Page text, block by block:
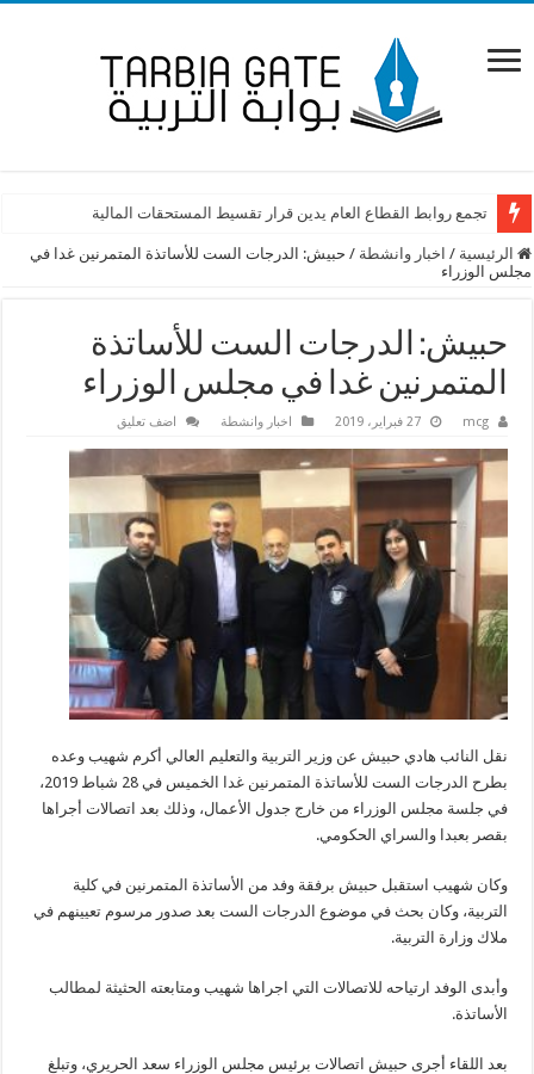
تجمع روابط القطاع العام يدين قرار تقسيط المستحقات المالية
الرئيسية / اخبار وانشطة / حبيش: الدرجات الست للأساتذة المتمرنين غدا في
مجلس الوزراء
حبيش: الدرجات الست للأساتذة
المتمرنين غدا في مجلس الوزراء
mcg 27 فبراير، 2019 اخبار وانشطة اضف تعليق
نقل النائب هادي حبيش عن وزير التربية والتعليم العالي أكرم شهيب وعده
بطرح الدرجات الست للأساتذة المتمرنين غدا الخميس في 28 شباط 2019،
في جلسة مجلس الوزراء من خارج جدول الأعمال، وذلك بعد اتصالات أجراها
بقصر بعبدا والسراي الحكومي.
وكان شهيب استقبل حبيش برفقة وفد من الأساتذة المتمرنين في كلية
التربية، وكان بحث في موضوع الدرجات الست بعد صدور مرسوم تعيينهم في
ملاك وزارة التربية.
وأبدى الوفد ارتياحه للاتصالات التي اجراها شهيب ومتابعته الحثيثة لمطالب
الأساتذة.
بعد اللقاء أجرى حبيش اتصالات برئيس مجلس الوزراء سعد الحريري، وتبلغ